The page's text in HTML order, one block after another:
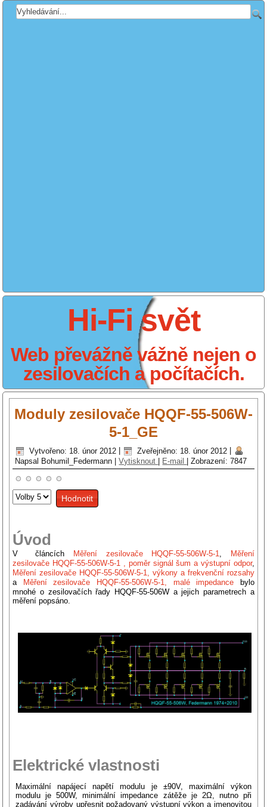
Hi-Fi svět
Web převážně vážně nejen o
zesilovačích a počítačích.
Moduly zesilovače HQQF-55-506W-
5-1_GE
Vytvořeno: 18. únor 2012 Zveřejněno: 18. únor 2012
Napsal Bohumil_Federmann |Vytisknout E-mail |Zobrazení: 7847
Hodnoťte
prosím
Úvod
V článcích Měření zesilovače HQQF-55-506W-5-1,
Měření
zesilovače HQQF-55-506W-5-1 , poměr signál šum a výstupní odpor,
Měření zesilovače HQQF-55-506W-5-1, výkony a frekvenční rozsahy
a
Měření zesilovače HQQF-55-506W-5-1, malé impedance bylo
mnohé o zesilovačích řady HQQF-55-506W a jejich parametrech a
měření popsáno.
Elektrické vlastnosti
Maximální napájecí napětí modulu je ±90V, maximální výkon
modulu je 500W, minimální impedance zátěže je 2Ω, nutno při
zadávání výroby upřesnit požadovaný výstupní výkon a jmenovitou